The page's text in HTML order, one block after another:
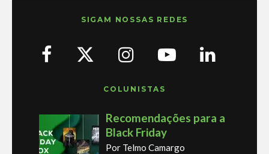
SIGAM NOSSAS REDES
COLUNISTAS
Recomendações para a
Black Friday
Por Telmo Camargo